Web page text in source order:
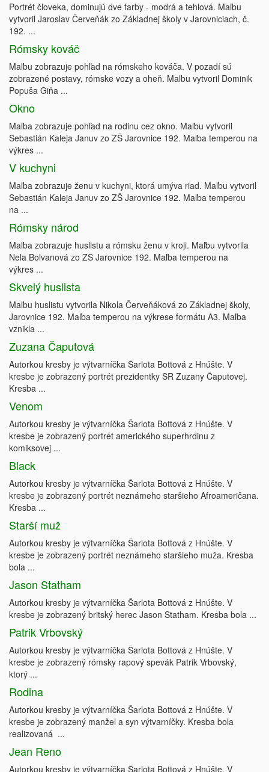
Portrét človeka, dominujú dve farby - modrá a tehlová. Maľbu
vytvoril Jaroslav Červeňák zo Základnej školy v Jarovniciach, č.
192. ...
Rómsky kováč
Maľbu zobrazuje pohľad na rómskeho kováča. V pozadí sú
zobrazené postavy, rómske vozy a oheň. Maľbu vytvoril Dominik
Popuša Giňa ...
Okno
Maľba zobrazuje pohľad na rodinu cez okno. Maľbu vytvoril
Sebastián Kaleja Januv zo ZŠ Jarovnice 192. Maľba temperou na
výkres ...
V kuchyni
Maľba zobrazuje ženu v kuchyni, ktorá umýva riad. Maľbu vytvoril
Sebastián Kaleja Januv zo ZŠ Jarovnice 192. Maľba temperou
na ...
Rómsky národ
Maľba zobrazuje huslistu a rómsku ženu v kroji. Maľbu vytvorila
Nela Bolvanová zo ZŠ Jarovnice 192. Maľba temperou na
výkres ...
Skvelý huslista
Maľbu huslistu vytvorila Nikola Červeňáková zo Základnej školy,
Jarovnice 192. Maľba temperou na výkrese formátu A3. Maľba
vznikla ...
Zuzana Čaputová
Autorkou kresby je výtvarníčka Šarlota Bottová z Hnúšte. V
kresbe je zobrazený portrét prezidentky SR Zuzany Čaputovej.
Kresba ...
Venom
Autorkou kresby je výtvarníčka Šarlota Bottová z Hnúšte. V
kresbe je zobrazený portrét amerického superhrdinu z
komiksovej ...
Black
Autorkou kresby je výtvarníčka Šarlota Bottová z Hnúšte. V
kresbe je zobrazený portrét neznámeho staršieho Afroameričana.
Kresba ...
Starší muž
Autorkou kresby je výtvarníčka Šarlota Bottová z Hnúšte. V
kresbe je zobrazený portrét neznámeho staršieho muža. Kresba
bola ...
Jason Statham
Autorkou kresby je výtvarníčka Šarlota Bottová z Hnúšte. V
kresbe je zobrazený britský herec Jason Statham. Kresba bola ...
Patrik Vrbovský
Autorkou kresby je výtvarníčka Šarlota Bottová z Hnúšte. V
kresbe je zobrazený rómsky rapový spevák Patrik Vrbovský,
ktorý ...
Rodina
Autorkou kresby je výtvarníčka Šarlota Bottová z Hnúšte. V
kresbe je zobrazený manžel a syn výtvarníčky. Kresba bola
realizovaná ...
Jean Reno
Autorkou kresby je výtvarníčka Šarlota Bottová z Hnúšte. V